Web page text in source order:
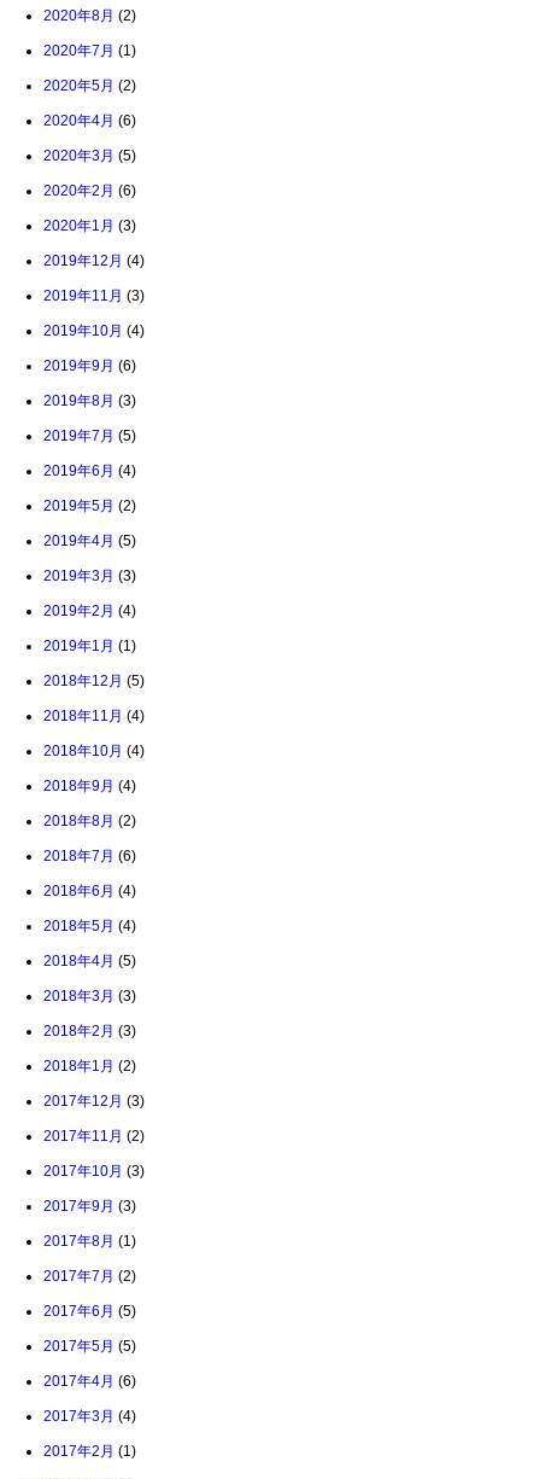
2020年8月 (2)
2020年7月 (1)
2020年5月 (2)
2020年4月 (6)
2020年3月 (5)
2020年2月 (6)
2020年1月 (3)
2019年12月 (4)
2019年11月 (3)
2019年10月 (4)
2019年9月 (6)
2019年8月 (3)
2019年7月 (5)
2019年6月 (4)
2019年5月 (2)
2019年4月 (5)
2019年3月 (3)
2019年2月 (4)
2019年1月 (1)
2018年12月 (5)
2018年11月 (4)
2018年10月 (4)
2018年9月 (4)
2018年8月 (2)
2018年7月 (6)
2018年6月 (4)
2018年5月 (4)
2018年4月 (5)
2018年3月 (3)
2018年2月 (3)
2018年1月 (2)
2017年12月 (3)
2017年11月 (2)
2017年10月 (3)
2017年9月 (3)
2017年8月 (1)
2017年7月 (2)
2017年6月 (5)
2017年5月 (5)
2017年4月 (6)
2017年3月 (4)
2017年2月 (1)